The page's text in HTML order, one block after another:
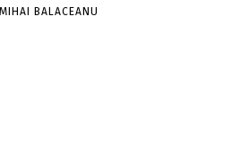
MIHAI BALACEANU